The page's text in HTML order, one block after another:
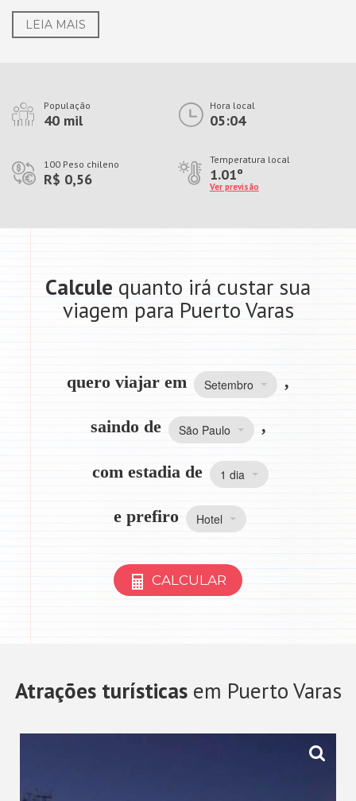
LEIA MAIS
População
40 mil
Hora local
05:04
100 Peso chileno
R$ 0,56
Temperatura local
1.01º
Ver previsão
Calcule quanto irá custar sua
viagem para Puerto Varas
quero viajar em Setembro ,
saindo de São Paulo ,
com estadia de 1 dia
e prefiro Hotel
CALCULAR
Atrações turísticasem Puerto Varas